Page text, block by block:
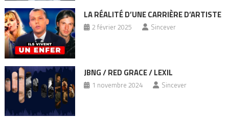
LA RÉALITÉ D’UNE CARRIÈRE D’ARTISTE
2 février 2025 Sincever
JBNG / RED GRACE / LEXIL
1 novembre 2024 Sincever